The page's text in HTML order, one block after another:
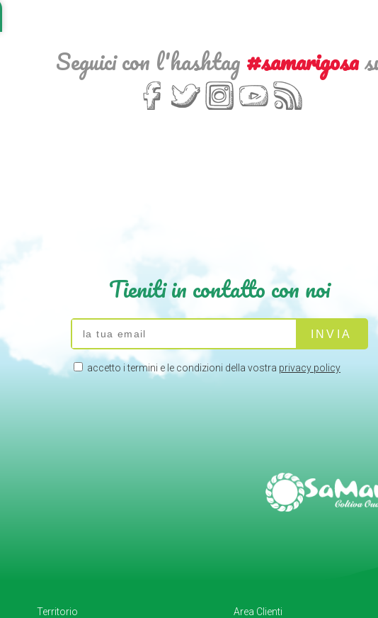
Seguici con l'hashtag#samarigosa
Tieniti in contatto con noi
accetto i termini e le condizioni della vostra privacy policy
Territorio Area Clienti